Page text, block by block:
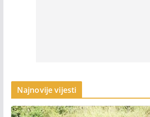
Najnovije vijesti